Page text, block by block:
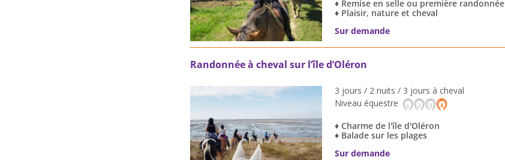
♦ Remise en selle ou première randonnée
♦ Plaisir, nature et cheval
Sur demande
Randonnée à cheval sur l’île d’Oléron
3 jours / 2 nuits / 3 jours à cheval
Niveau équestre
♦ Charme de l'île d'Oléron
♦ Balade sur les plages
Sur demande